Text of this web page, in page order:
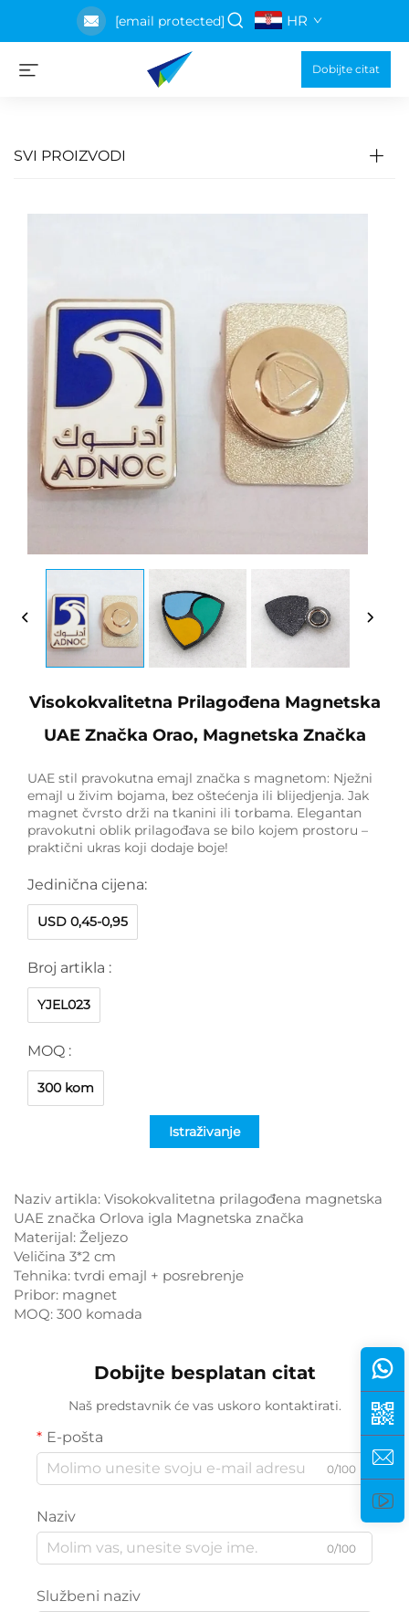
[email protected] HR
Dobijte citat
SVI PROIZVODI
Visokokvalitetna Prilagođena Magnetska
UAE Značka Orao, Magnetska Značka
UAE stil pravokutna emajl značka s magnetom: Nježni
emajl u živim bojama, bez oštećenja ili blijedjenja. Jak
magnet čvrsto drži na tkanini ili torbama. Elegantan
pravokutni oblik prilagođava se bilo kojem prostoru –
praktični ukras koji dodaje boje!
Jedinična cijena:
USD 0,45-0,95
Broj artikla :
YJEL023
MOQ :
300 kom
Istraživanje
Naziv artikla: Visokokvalitetna prilagođena magnetska
UAE značka Orlova igla Magnetska značka
Materijal: Željezo
Veličina 3*2 cm
Tehnika: tvrdi emajl + posrebrenje
Pribor: magnet
MOQ: 300 komada
Dobijte besplatan citat
Naš predstavnik će vas uskoro kontaktirati.
E-pošta
0/100
Naziv
0/100
Službeni naziv